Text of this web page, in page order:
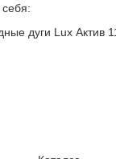
дуги Lux Актив